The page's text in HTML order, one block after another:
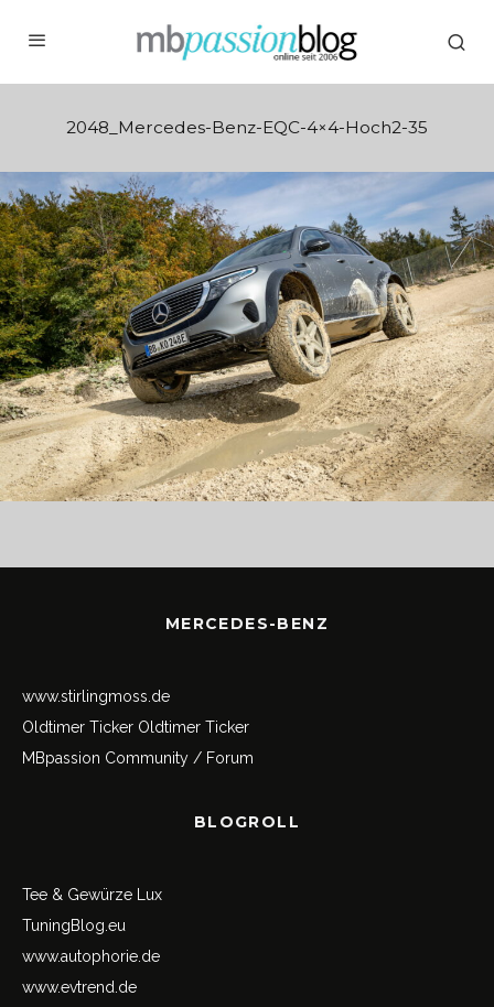
2048_Mercedes-Benz-EQC-4×4-Hoch2-35
MERCEDES-BENZ
www.stirlingmoss.de
Oldtimer Ticker Oldtimer Ticker
MBpassion Community / Forum
BLOGROLL
Tee & Gewürze Lux
TuningBlog.eu
www.autophorie.de
www.evtrend.de